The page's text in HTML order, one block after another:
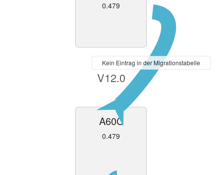
0.479
V12.0
A60C
0.479
Kein Eintrag in der Migrationstabelle